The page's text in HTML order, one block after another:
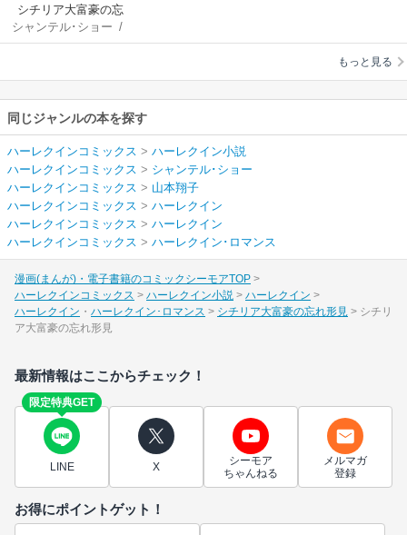
シチリア大富豪の忘
れ形見
シャンテル･ショー /
山本翔子
もっと見る
同じジャンルの本を探す
ハーレクインコミックス > ハーレクイン小説
ハーレクインコミックス > シャンテル･ショー
ハーレクインコミックス > 山本翔子
ハーレクインコミックス > ハーレクイン
ハーレクインコミックス > ハーレクイン
ハーレクインコミックス > ハーレクイン･ロマンス
漫画(まんが)・電子書籍のコミックシーモアTOP
ハーレクインコミックス
ハーレクイン小説
ハーレクイン
ハーレクイン
ハーレクイン･ロマンス シチリア大富豪の忘れ形見
シチリ
ア大富豪の忘れ形見
最新情報はここからチェック！
限定特典GET
LINE X
シーモア
ちゃんねる
メルマガ
登録
お得にポイントゲット！